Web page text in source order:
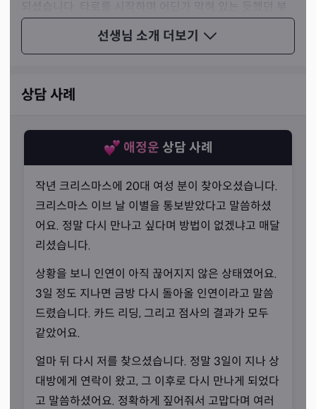
선생님 소개 더보기
분들이 해소되기 시작했고, 타인을 돕는 일에 보람을 느꼈
다고 말씀하셨죠. 올바른 방향으로 기운을 풀어내기 위해
“점사와 리딩을 동시에 전합니다.”
비록 신내림을 받지는 않으셨지만, 선생님께서는 신령님을
상담 사례
애정운 상담 사례
작년 크리스마스에 20대 여성 분이 찾아오셨습니다.
크리스마스 이브 날 이별을 통보받았다고 말씀하셨
어요. 정말 다시 만나고 싶다며 방법이 없겠냐고 매달
리셨습니다.
상황을 보니 인연이 아직 끊어지지 않은 상태였어요.
3일 정도 지나면 금방 다시 돌아올 인연이라고 말씀
드렸습니다. 카드 리딩, 그리고 점사의 결과가 모두
같았어요.
얼마 뒤 다시 저를 찾으셨습니다. 정말 3일이 지나 상
대방에게 연락이 왔고, 그 이후로 다시 만나게 되었다
고 말씀하셨어요. 정확하게 짚어줘서 고맙다며 여러